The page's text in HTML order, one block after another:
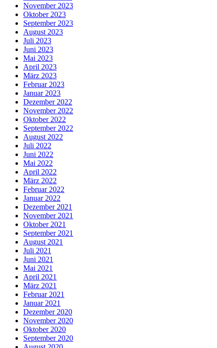
November 2023
Oktober 2023
September 2023
August 2023
Juli 2023
Juni 2023
Mai 2023
April 2023
März 2023
Februar 2023
Januar 2023
Dezember 2022
November 2022
Oktober 2022
September 2022
August 2022
Juli 2022
Juni 2022
Mai 2022
April 2022
März 2022
Februar 2022
Januar 2022
Dezember 2021
November 2021
Oktober 2021
September 2021
August 2021
Juli 2021
Juni 2021
Mai 2021
April 2021
März 2021
Februar 2021
Januar 2021
Dezember 2020
November 2020
Oktober 2020
September 2020